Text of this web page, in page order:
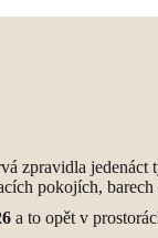
zpravidla
pokojích,
a to opět v